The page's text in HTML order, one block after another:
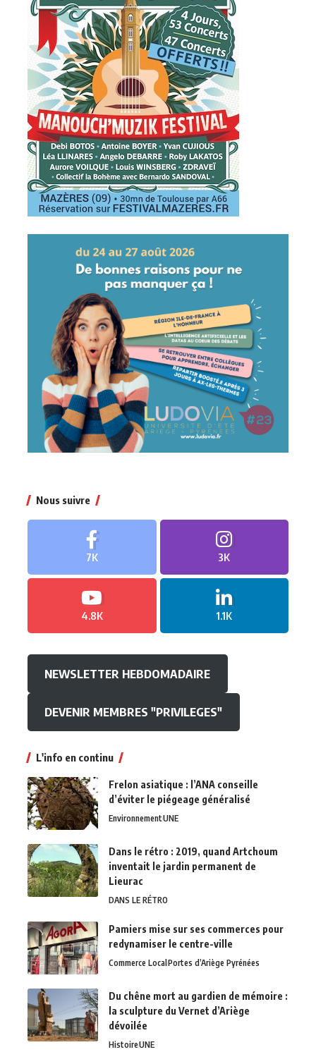
Nous suivre
7K 3K
4.8K 1.1K
NEWSLETTER HEBDOMADAIRE
DEVENIR MEMBRES "PRIVILEGES"
L'info en continu
Frelon asiatique : l’ANA conseille
d’éviter le piégeage généralisé
EnvironnementUNE
Dans le rétro : 2019, quand Artchoum
inventait le jardin permanent de
Lieurac
DANS LE RÉTRO
Pamiers mise sur ses commerces pour
redynamiser le centre-ville
Commerce LocalPortes d’Ariège Pyrénées
Du chêne mort au gardien de mémoire :
la sculpture du Vernet d’Ariège
dévoilée
HistoireUNE